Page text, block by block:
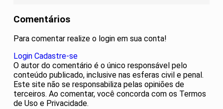
Comentários
Para comentar realize o login em sua conta!
Login Cadastre-se
O autor do comentário é o único responsável pelo
conteúdo publicado, inclusive nas esferas civil e penal.
Este site não se responsabiliza pelas opiniões de
terceiros. Ao comentar, você concorda com os Termos
de Uso e Privacidade.